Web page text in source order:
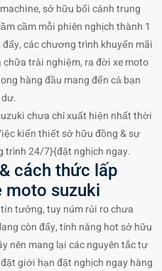
sở hữu bối cảnh trung
cầm mỗi phiên nghịch thành 1
các chương trình khuyến mãi
trải nghiệm, ra đời xe moto
hàng đầu mang đến cả bạn
chưa chỉ xuất hiện nhất thời
kiến thiết sở hữu đồng & sự
trình 24/7}{đặt nghịch ngay.
cách thức lấp
moto suzuki
tưởng, tuy núm rủi ro chưa
còn đấy, tính năng hot sở hữu
nên mang lại các nguyên tắc tự
giới hạn đặt nghịch ngay hàng